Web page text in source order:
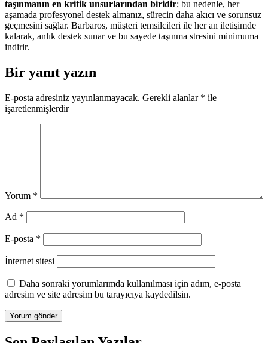
taşınmanın en kritik unsurlarından biridir; bu nedenle, her
aşamada profesyonel destek almanız, sürecin daha akıcı ve sorunsuz
geçmesini sağlar. Barbaros, müşteri temsilcileri ile her an iletişimde
kalarak, anlık destek sunar ve bu sayede taşınma stresini minimuma
indirir.
Bir yanıt yazın
E-posta adresiniz yayınlanmayacak. Gerekli alanlar * ile
işaretlenmişlerdir
Yorum *
Ad *
E-posta *
İnternet sitesi
Daha sonraki yorumlarımda kullanılması için adım, e-posta
adresim ve site adresim bu tarayıcıya kaydedilsin.